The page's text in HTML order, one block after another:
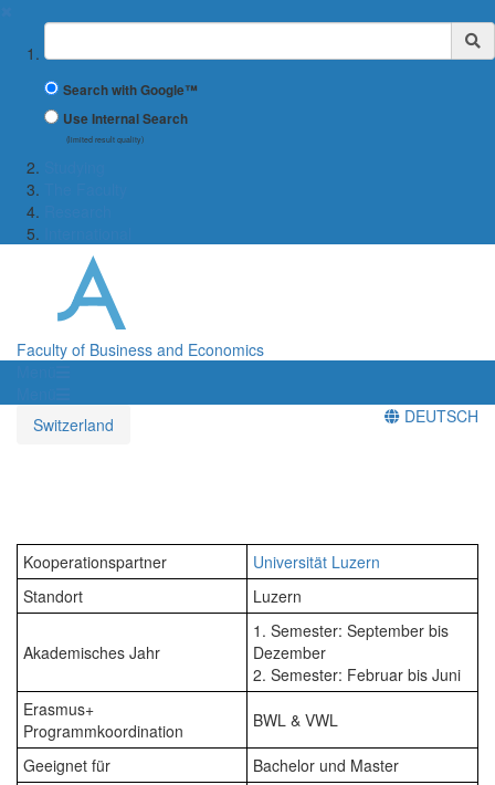
Suchbegriff
Search with Google™
Use Internal Search
(limited result quality)
Faculty of Business and Economics
Switzerland
DEUTSCH
Kooperationspartner
Universität Luzern
Standort
Luzern
Akademisches Jahr
1. Semester: September bis
Dezember
2. Semester: Februar bis Juni
Erasmus+
Programmkoordination
BWL & VWL
Geeignet für Bachelor und Master